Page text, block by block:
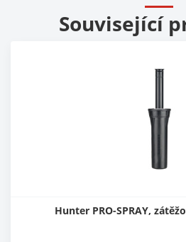
Související
Hunter PRO-SPRAY,